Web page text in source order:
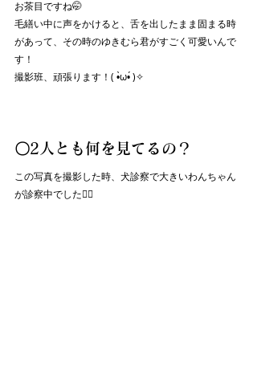
お茶目ですね🤭
毛繕い中に声をかけると、舌を出したまま固まる時
があって、その時のゆきむら君がすごく可愛いんで
す！
撮影班、頑張ります！( •̀ω•́ )✧
〇2人とも何を見てるの？
この写真を撮影した時、犬診察で大きいわんちゃん
が診察中でした🐕‍🦺